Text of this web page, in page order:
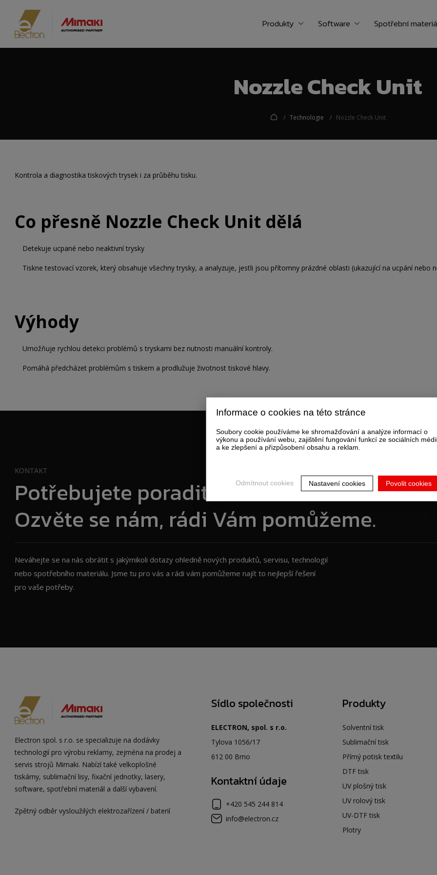
Informace o cookies na této stránce
Soubory cookie používáme ke shromažďování a analýze informací o
výkonu a používání webu, zajištění fungování funkcí ze sociálních
a ke zlepšení a přizpůsobení obsahu a reklam.
Povolit cookies
Nastavení cookies
Odmítnout cookies
Produkty Software Spotřební
Nozzle Check Unit
Technologie Nozzle Check Unit
Kontrola a diagnostika tiskových trysek i za průběhu tisku.
Co přesně Nozzle Check Unit dělá
Detekuje ucpané nebo neaktivní trysky
Tiskne testovací vzorek, který obsahuje všechny trysky, a analyzuje, jestli jsou přítomny prázdné oblasti (ukazující na ucpání nebo
Výhody
Umožňuje rychlou detekci problémů s tryskami bez nutnosti manuální kontroly.
Pomáhá předcházet problémům s tiskem a prodlužuje životnost tiskové hlavy.
KONTAKT
Potřebujete poradit?
Ozvěte se nám, rádi Vám pomůžeme.
Neváhejte se na nás obrátit s jakýmikoli dotazy ohledně nových produktů, servisu, technologií
nebo spotřebního materiálu. Jsme tu pro vás a rádi vám pomůžeme najít to nejlepší řešení
pro vaše potřeby.
Electron spol. s r.o. se specializuje na dodávky
technologií pro výrobu reklamy, zejména na prodej a
servis strojů Mimaki. Nabízí také velkoplošné
tiskárny, sublimační lisy, fixační jednotky, lasery,
software, spotřební materiál a další vybavení.
Zpětný odběr vysloužilých elektrozařízení / baterií
Sídlo společnosti
ELECTRON, spol. s r.o.
Tylova 1056/17
612 00 Brno
Kontaktní údaje
+420 545 244 814
info@electron.cz
Produkty
Solventní tisk
Sublimační tisk
Přímý potisk textilu
DTF tisk
UV plošný tisk
UV rolový tisk
UV-DTF tisk
Plotry